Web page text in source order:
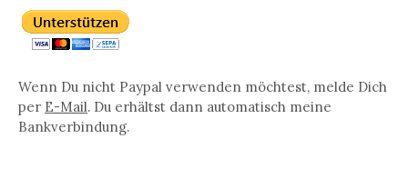
Wenn Du nicht Paypal verwenden möchtest, melde Dich
per E-Mail. Du erhältst dann automatisch meine
Bankverbindung.